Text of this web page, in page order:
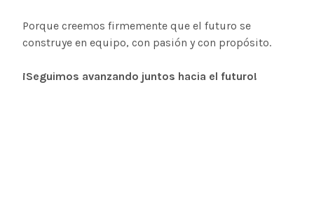
Porque creemos firmemente que el futuro se
construye en equipo, con pasión y con propósito.
¡Seguimos avanzando juntos hacia el futuro!